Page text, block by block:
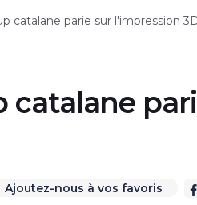
catalane parie sur l'impression
catalane
Ajoutez-nous à vos favoris